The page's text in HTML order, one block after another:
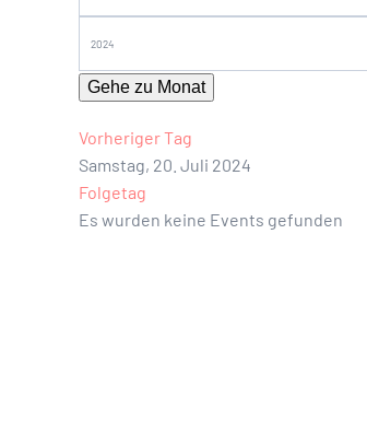
Gehe zu Monat
Vorheriger Tag
Samstag, 20. Juli 2024
Folgetag
Es wurden keine Events gefunden